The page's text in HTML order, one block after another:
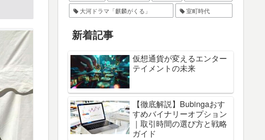
大河ドラマ「麒麟がくる」
室町時代
新着記事
仮想通貨が変えるエンター
テイメントの未来
【徹底解説】Bubingaおす
すめバイナリーオプション
｜取引時間の選び方と戦略
ガイド